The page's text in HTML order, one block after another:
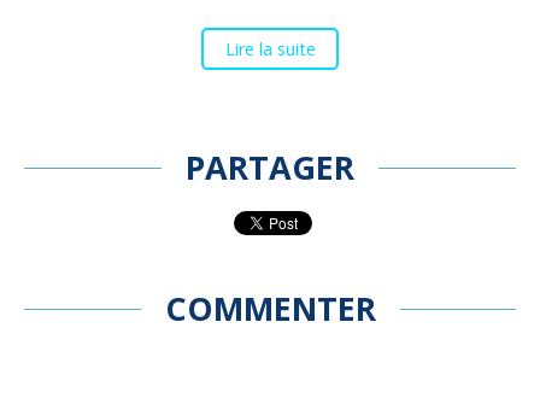
Lire la suite
PARTAGER
COMMENTER